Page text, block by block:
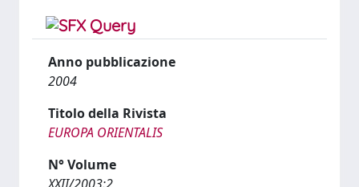
Anno pubblicazione
2004
Titolo della Rivista
EUROPA ORIENTALIS
N° Volume